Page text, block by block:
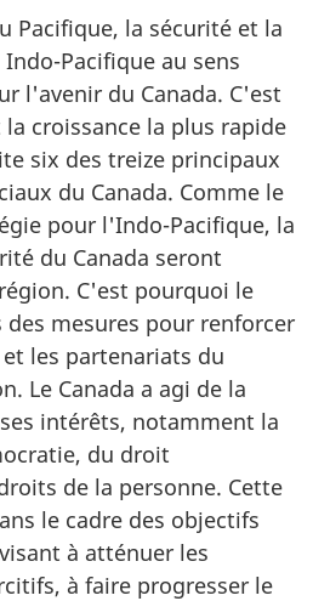
Pacifique, la sécurité et la
Indo-Pacifique au sens
l'avenir du Canada. C'est
croissance la plus rapide
six des treize principaux
du Canada. Comme le
pour l'Indo-Pacifique, la
du Canada seront
C'est pourquoi le
mesures pour renforcer
les partenariats du
Le Canada a agi de la
intérêts, notamment la
du droit
de la personne. Cette
le cadre des objectifs
à atténuer les
à faire progresser le